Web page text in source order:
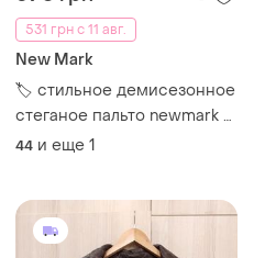
531 грн с 11 авг.
New Mark
🏷️ стильное демисезонное
стеганое пальто newmark с
капюшоном, р. 44-46 (m)
44 и еще 1